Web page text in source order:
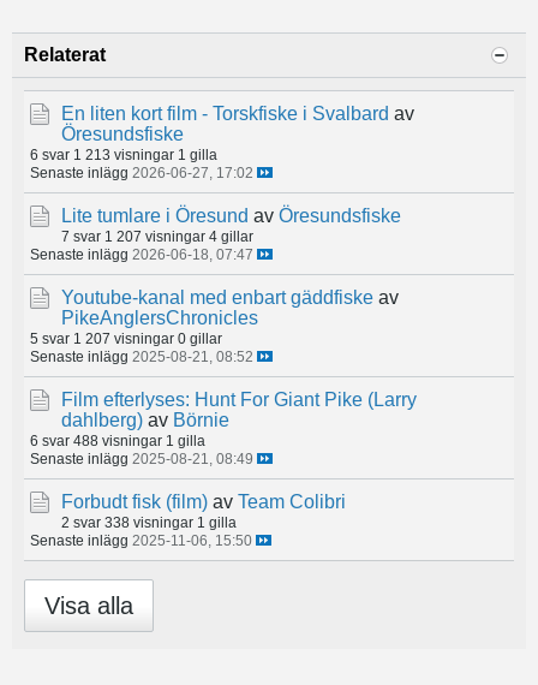
Relaterat
En liten kort film - Torskfiske i Svalbard av
Öresundsfiske
6 svar 1 213 visningar 1 gilla
Senaste inlägg 2026-06-27, 17:02
Lite tumlare i Öresund av Öresundsfiske
7 svar 1 207 visningar 4 gillar
Senaste inlägg 2026-06-18, 07:47
Youtube-kanal med enbart gäddfiske av
PikeAnglersChronicles
5 svar 1 207 visningar 0 gillar
Senaste inlägg 2025-08-21, 08:52
Film efterlyses: Hunt For Giant Pike (Larry
dahlberg) av Börnie
6 svar 488 visningar 1 gilla
Senaste inlägg 2025-08-21, 08:49
Forbudt fisk (film) av Team Colibri
2 svar 338 visningar 1 gilla
Senaste inlägg 2025-11-06, 15:50
Visa alla